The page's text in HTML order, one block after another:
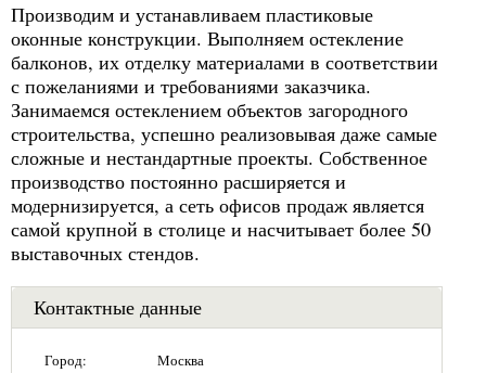
Производим и устанавливаем пластиковые
оконные конструкции. Выполняем остекление
балконов, их отделку материалами в соответствии
с пожеланиями и требованиями заказчика.
Занимаемся остеклением объектов загородного
строительства, успешно реализовывая даже самые
сложные и нестандартные проекты. Собственное
производство постоянно расширяется и
модернизируется, а сеть офисов продаж является
самой крупной в столице и насчитывает более 50
выставочных стендов.
Контактные данные
Город: Москва